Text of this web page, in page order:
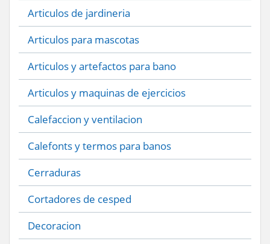
Articulos de jardineria
Articulos para mascotas
Articulos y artefactos para bano
Articulos y maquinas de ejercicios
Calefaccion y ventilacion
Calefonts y termos para banos
Cerraduras
Cortadores de cesped
Decoracion